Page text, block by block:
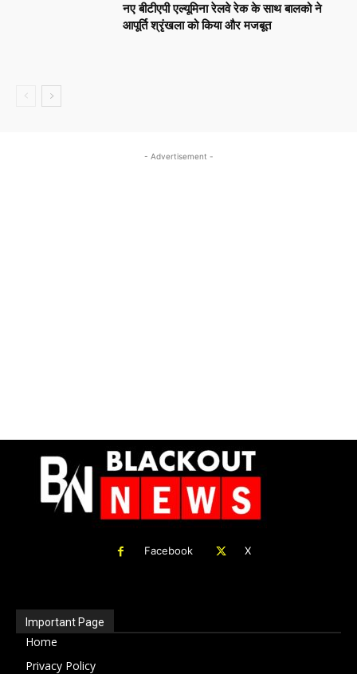
नए बीटीएपी एल्यूमिना रेलवे रेक के साथ बालको ने
आपूर्ति श्रृंखला को किया और मजबूत
- Advertisement -
Facebook X
Important Page
Home
Privacy Policy